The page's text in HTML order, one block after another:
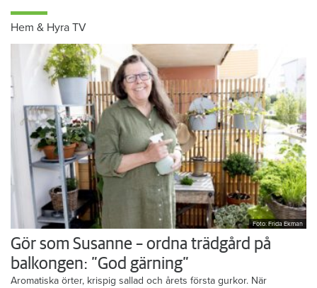
Hem & Hyra TV
Foto: Frida Ekman
Gör som Susanne – ordna trädgård på
balkongen: ”God gärning”
Aromatiska örter, krispig sallad och årets första gurkor. När